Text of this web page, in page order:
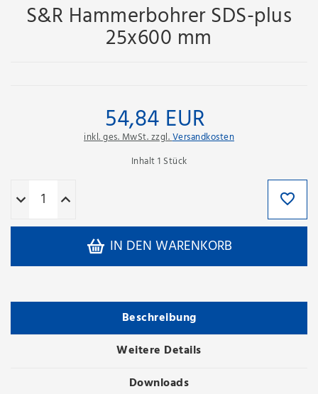
S&R Hammerbohrer SDS-plus
25x600 mm
54,84 EUR
inkl. ges. MwSt. zzgl.Versandkosten
Inhalt1 Stück
IN DEN WARENKORB
Beschreibung
Weitere Details
Downloads